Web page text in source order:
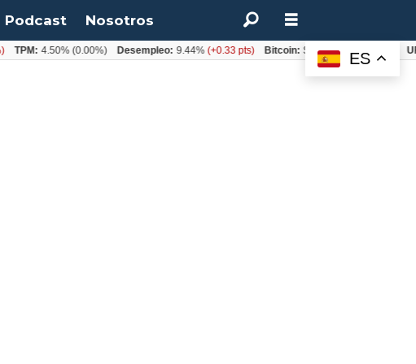
Podcast Nosotros
ES
TPM: 4.50%(0.00%) Desempleo: 9.44%(+0.33 pts) Bitcoin: $64.600,08